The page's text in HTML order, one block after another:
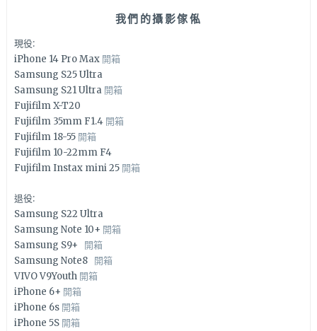
我們的攝影傢俬
現役:
iPhone 14 Pro Max 開箱
Samsung S25 Ultra
Samsung S21 Ultra 開箱
Fujifilm X-T20
Fujifilm 35mm F1.4 開箱
Fujifilm 18-55 開箱
Fujifilm 10-22mm F4
Fujifilm Instax mini 25 開箱
退役:
Samsung S22 Ultra
Samsung Note 10+ 開箱
Samsung S9+ 開箱
Samsung Note8 開箱
VIVO V9Youth 開箱
iPhone 6+ 開箱
iPhone 6s 開箱
iPhone 5S 開箱